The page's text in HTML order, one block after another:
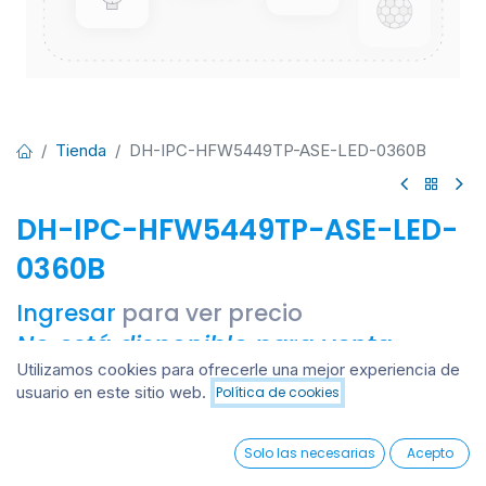
Añadir al carrito
0
Wishlist Account
Tienda DH-IPC-HFW5449TP-ASE-LED-0360B
DH-IPC-HFW5449TP-ASE-LED-
0360B
Ingresar para ver precio
No está disponible para venta
Utilizamos cookies para ofrecerle una mejor experiencia de
usuario en este sitio web. Política de cookies
Solo las necesarias Acepto